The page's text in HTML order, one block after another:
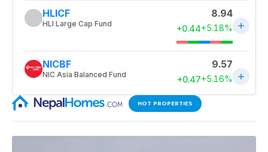
HOT PROPERTIES